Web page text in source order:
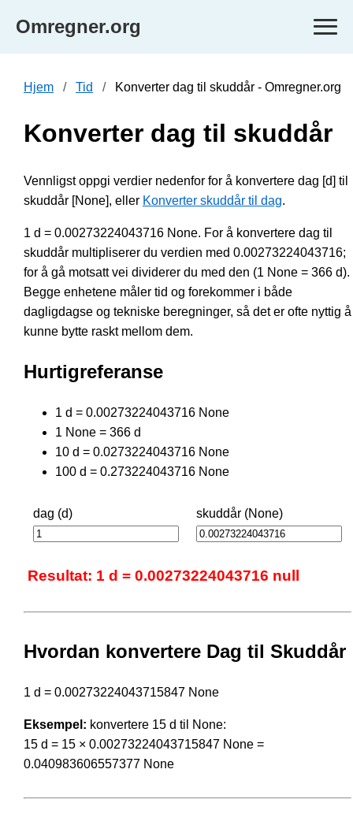
Omregner.org
Hjem Tid Konverter dag til skuddår - Omregner.org
Konverter dag til skuddår
Vennligst oppgi verdier nedenfor for å konvertere dag [d] til
skuddår [None], eller Konverter skuddår til dag.
1 d = 0.00273224043716 None. For å konvertere dag til
skuddår multipliserer du verdien med 0.00273224043716;
for å gå motsatt vei dividerer du med den (1 None = 366 d).
Begge enhetene måler tid og forekommer i både
dagligdagse og tekniske beregninger, så det er ofte nyttig å
kunne bytte raskt mellom dem.
Hurtigreferanse
1 d = 0.00273224043716 None
1 None = 366 d
10 d = 0.0273224043716 None
100 d = 0.273224043716 None
dag (d) skuddår (None)
Resultat: 1 d = 0.00273224043716 null
Hvordan konvertere Dag til Skuddår
1 d = 0.00273224043715847 None
Eksempel: konvertere 15 d til None:
15 d = 15 × 0.00273224043715847 None =
0.040983606557377 None